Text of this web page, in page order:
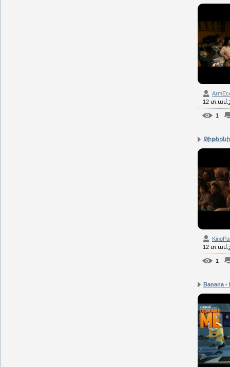
12
1
12
1
Banana -